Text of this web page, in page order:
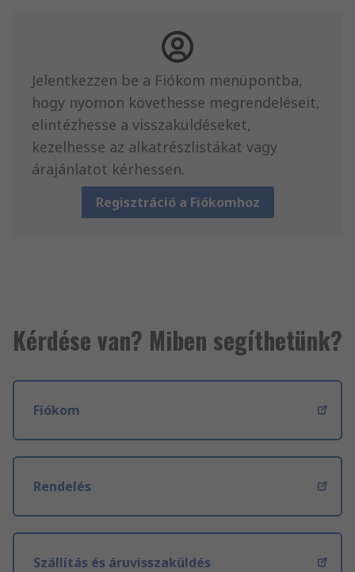
Jelentkezzen be a Fiókom menüpontba,
hogy nyomon követhesse megrendeléseit,
elintézhesse a visszaküldéseket,
kezelhesse az alkatrészlistákat vagy
árajánlatot kérhessen.
Regisztráció a Fiókomhoz
Kérdése van? Miben segíthetünk?
Fiókom
Rendelés
Szállítás és áruvisszaküldés